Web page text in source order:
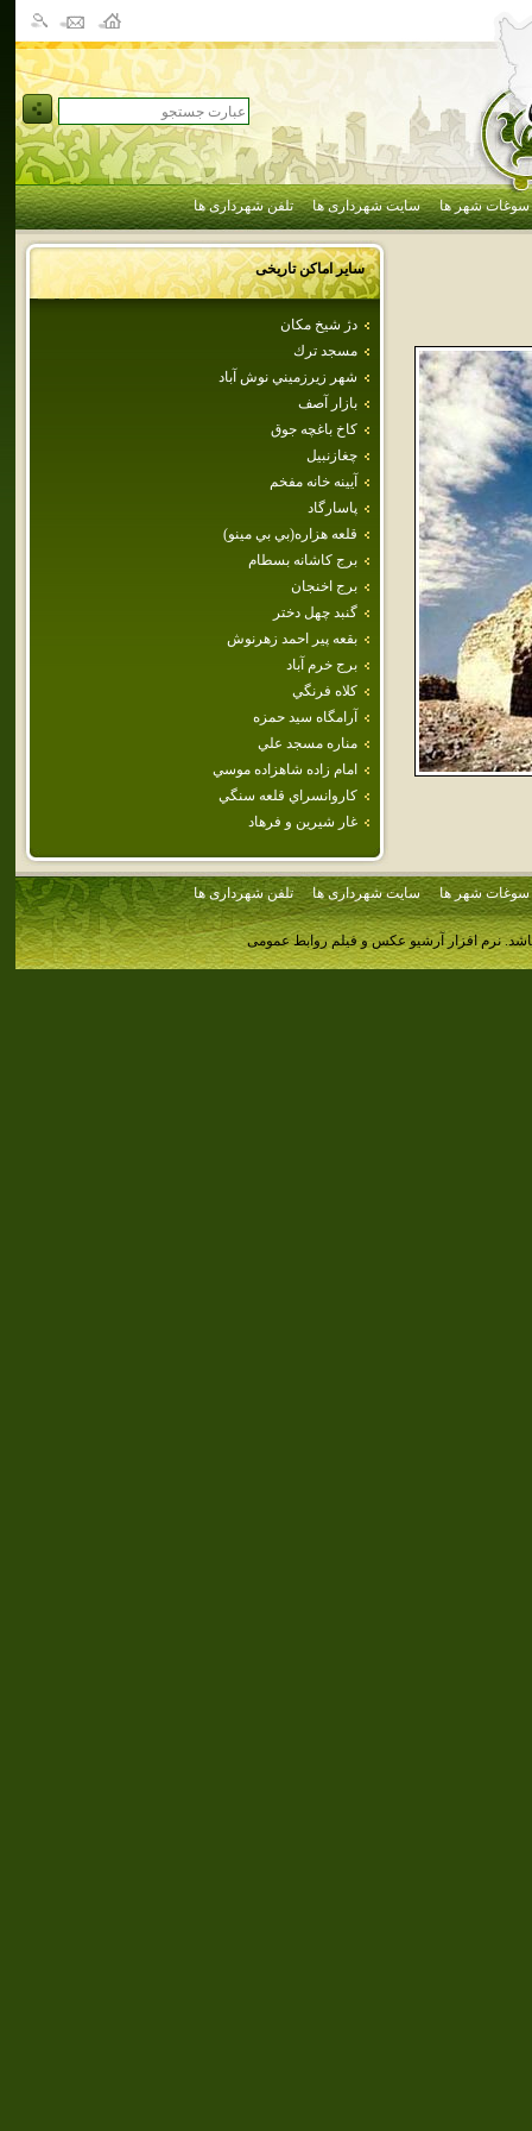
سوغات شهر ها سایت شهرداری ها تلفن شهرداری ها
سایر اماکن تاریخی
دژ شيخ مكان
مسجد ترك
شهر زيرزميني نوش آباد
بازار آصف
كاخ باغچه جوق
چغازنبيل
آيينه خانه مفخم
پاسارگاد
قلعه هزاره(بي بي مينو)
برج‌ كاشانه‌ بسطام‌
برج اخنجان
گنبد چهل‌ دختر
بقعه پير احمد زهرنوش
برج خرم آباد
كلاه فرنگي
آرامگاه سيد حمزه
مناره‌ مسجد علي‌
امام‌ زاده‌ شاهزاده‌ موسي‌
كاروانسراي‌ قلعه‌ سنگي‌
غار شيرين و فرهاد
سوغات شهر ها سایت شهرداری ها تلفن شهرداری ها
نرم افزار آرشیو عکس و فیلم روابط عمومی